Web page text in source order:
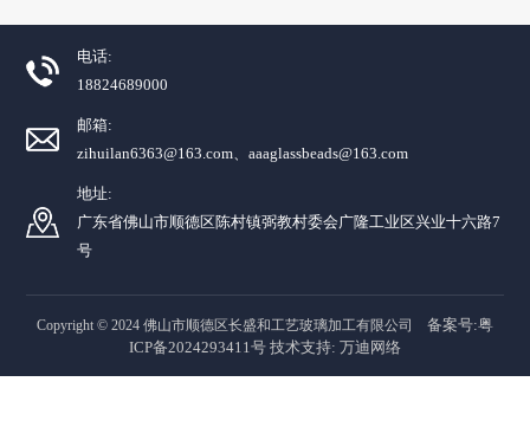
电话:
18824689000
邮箱:
zihuilan6363@163.com、aaaglassbeads@163.com
地址:
广东省佛山市顺德区陈村镇弼教村委会广隆工业区兴业十六路7
号
Copyright © 2024 佛山市顺德区长盛和工艺玻璃加工有限公司 备案号:粤
ICP备2024293411号 技术支持: 万迪网络